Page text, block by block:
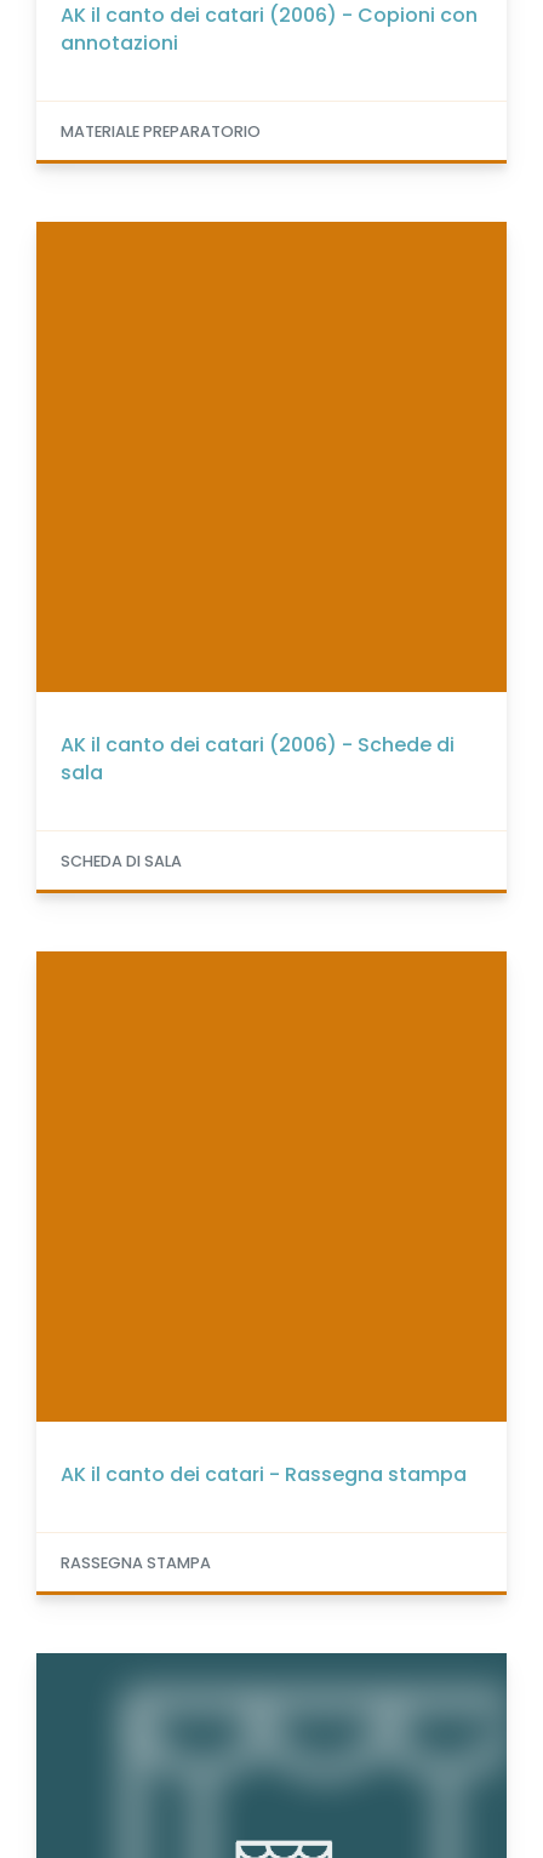
AK il canto dei catari (2006) - Copioni con
annotazioni
MATERIALE PREPARATORIO
AK il canto dei catari (2006) - Schede di
sala
SCHEDA DI SALA
AK il canto dei catari - Rassegna stampa
RASSEGNA STAMPA